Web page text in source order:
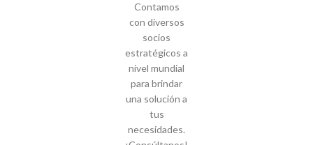
Contamos
con diversos
socios
estratégicos a
nivel mundial
para brindar
una solución a
tus
necesidades.